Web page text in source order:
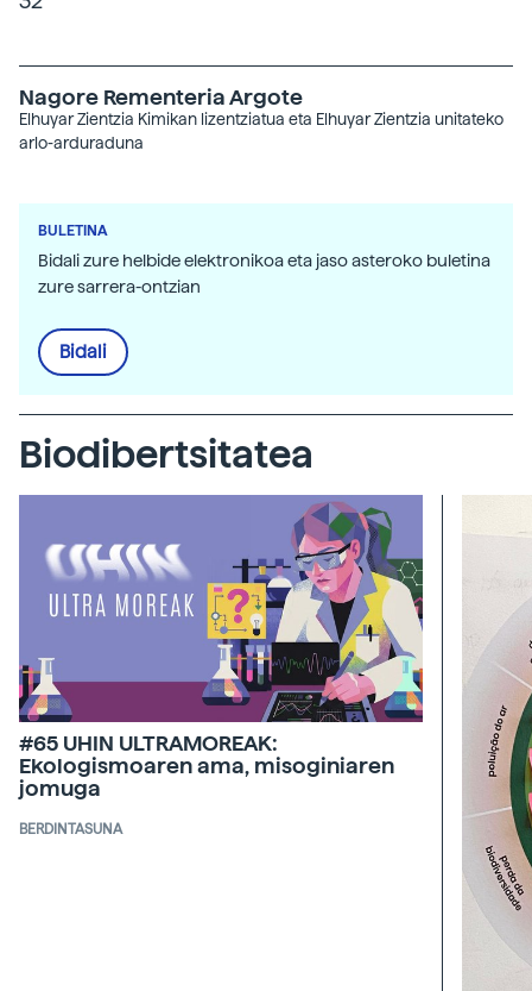
Nagore Rementeria Argote
Elhuyar Zientzia Kimikan lizentziatua eta Elhuyar Zientzia unitateko
arlo-arduraduna
BULETINA
Bidali zure helbide elektronikoa eta jaso asteroko buletina
zure sarrera-ontzian
Bidali
Biodibertsitatea
#65 UHIN ULTRAMOREAK:
Ekologismoaren ama, misoginiaren
jomuga
BERDINTASUNA